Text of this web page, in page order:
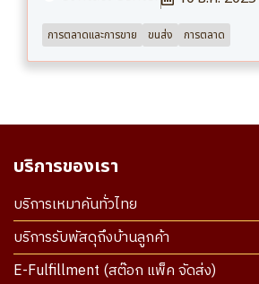
การตลาดและการขาย ขนส่ง การตลาด
บริการของเรา
บริการเหมาคันทั่วไทย
บริการรับพัสดุถึงบ้านลูกค้า
E-Fulfillment (สต๊อก แพ็ค จัดส่ง)